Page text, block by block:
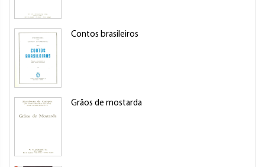
Contos brasileiros
Grãos de mostarda